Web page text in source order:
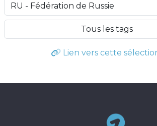
Tous les tags
Lien vers cette